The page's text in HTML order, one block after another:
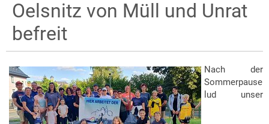
Oelsnitz von Müll und Unrat
befreit
Nach der
Sommerpause
lud unser